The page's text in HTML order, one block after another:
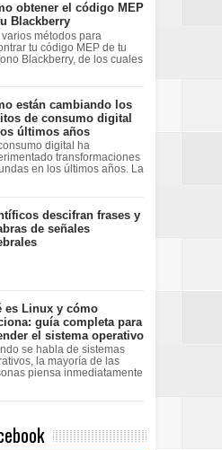
obtener el código MEP
Blackberry
varios métodos para
tu código MEP de tu
Blackberry, de los cuales
están cambiando los
de consumo digital
últimos años
digital ha
transformaciones
en los últimos años. La
descifran frases y
de señales
es Linux y cómo
guía completa para
el sistema operativo
se habla de sistemas
la mayoría de las
piensa inmediatamente